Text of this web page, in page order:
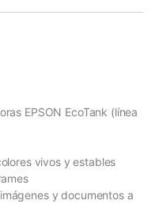
EPSON EcoTank (línea
vivos y estables
y documentos a